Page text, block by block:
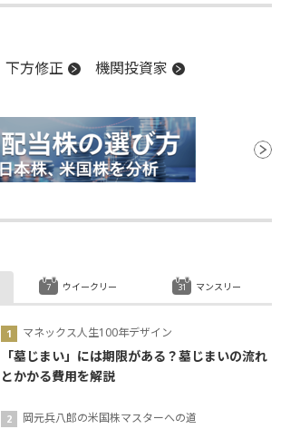
下方修正 機関投資家
マネックス人生100年デザイン
「墓じまい」には期限がある？墓じまいの流れ
とかかる費用を解説
岡元兵八郎の米国株マスターへの道
ウイークリー マンスリー